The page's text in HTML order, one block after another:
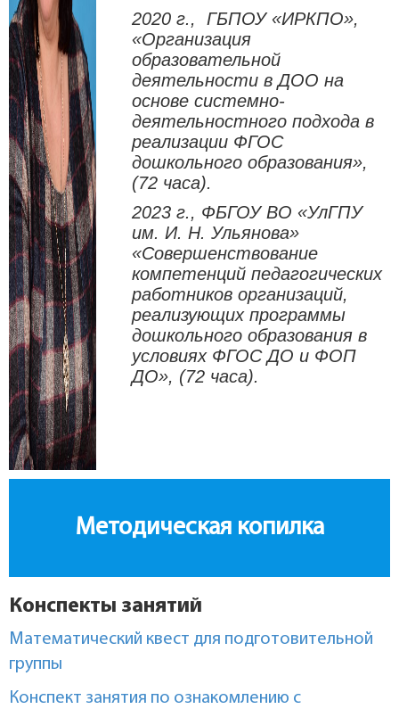
2020 г., ГБПОУ «ИРКПО»,
«Организация
образовательной
деятельности в ДОО на
основе системно-
деятельностного подхода в
реализации ФГОС
дошкольного образования»,
(72 часа).
2023 г., ФБГОУ ВО «УлГПУ
им. И. Н. Ульянова»
«Совершенствование
компетенций педагогических
работников организаций,
реализующих программы
дошкольного образования в
условиях ФГОС ДО и ФОП
ДО», (72 часа).
Методическая копилка
Конспекты занятий
Математический квест для подготовительной
группы
Конспект занятия по ознакомлению с